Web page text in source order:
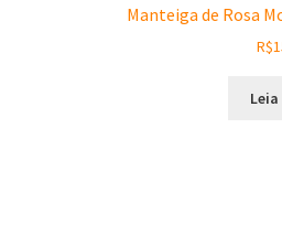
Manteiga de Rosa
R$